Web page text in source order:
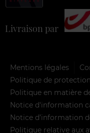
Livraison par
Mentions légales
Politique de
Politique en matière
Notice d'information
Notice d’information
Politique relative aux